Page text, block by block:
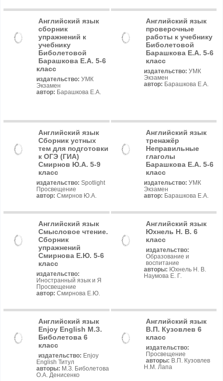
Английский язык
сборник
упражнений к
учебнику
Биболетовой
Барашкова Е.А. 5-6
класс
издательство: УМК
Экзамен
автор: Барашкова Е.А.
Английский язык
проверочные
работы к учебнику
Биболетовой
Барашкова Е.А. 5-6
класс
издательство: УМК
Экзамен
автор: Барашкова Е.А.
Английский язык
Сборник устных
тем для подготовки
к ОГЭ (ГИА)
Смирнов Ю.А. 5-9
класс
издательство: Spotlight
Просвещение
автор: Смирнов Ю.А.
Английский язык
тренажёр
Неправильные
глаголы
Барашкова Е.А. 5-6
класс
издательство: УМК
Экзамен
автор: Барашкова Е.А.
Английский язык
Смысловое чтение.
Сборник
упражнений
Смирнова Е.Ю. 5-6
класс
издательство:
Иностранный язык и Я
Просвещение
автор: Смирнова Е.Ю.
Английский язык
Юхнель Н. В. 6
класс
издательство:
Образование и
воспитание
авторы: Юхнель Н. В.
Наумова Е. Г.
Английский язык
Enjoy English М.З.
Биболетова 6
класс
издательство: Enjoy
English Титул
авторы: М.З. Биболетова
О.А. Денисенко
Английский язык
В.П. Кузовлев 6
класс
издательство:
Просвещение
авторы: В.П. Кузовлев
Н.М. Лапа